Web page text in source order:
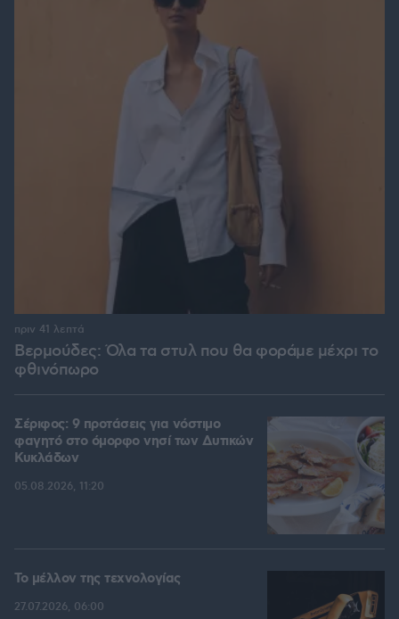
Βερμούδες: Όλα τα στυλ που θα φοράμε μέχρι το
φθινόπωρο
πριν 41 λεπτά
Σέριφος: 9 προτάσεις για νόστιμο
φαγητό στο όμορφο νησί των Δυτικών
Κυκλάδων
05.08.2026, 11:20
Το μέλλον της τεχνολογίας
27.07.2026, 06:00